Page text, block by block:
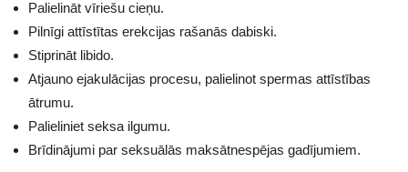
Palielināt vīriešu cieņu.
Pilnīgi attīstītas erekcijas rašanās dabiski.
Stiprināt libido.
Atjauno ejakulācijas procesu, palielinot spermas attīstības
ātrumu.
Palieliniet seksa ilgumu.
Brīdinājumi par seksuālās maksātnespējas gadījumiem.